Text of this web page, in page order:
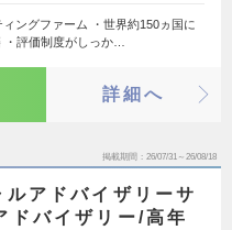
ングファーム ・世界約150ヵ国に
評価制度がしっか…
詳細へ
掲載期間 26/07/31～26/08/18
アドバイザリーサ
ドバイザリー/高年